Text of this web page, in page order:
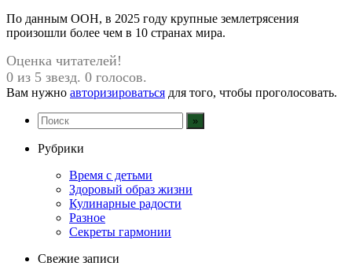
По данным ООН, в 2025 году крупные землетрясения
произошли более чем в 10 странах мира.
Оценка читателей!
0 из 5 звезд. 0 голосов.
Вам нужно авторизироваться для того, чтобы проголосовать.
Рубрики
Время с детьми
Здоровый образ жизни
Кулинарные радости
Разное
Секреты гармонии
Свежие записи